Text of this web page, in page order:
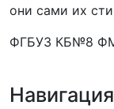
они сами их
ФГБУЗ КБ№8